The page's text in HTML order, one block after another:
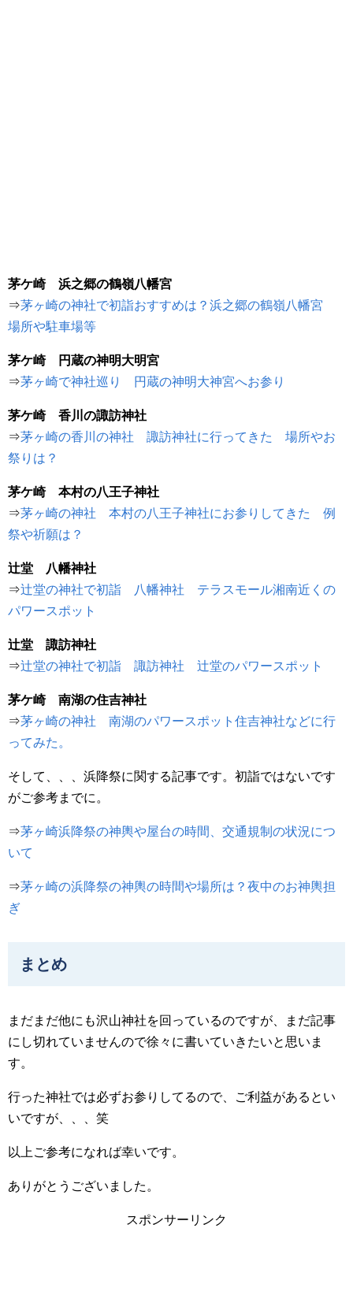
茅ケ崎 浜之郷の鶴嶺八幡宮
⇒茅ヶ崎の神社で初詣おすすめは？浜之郷の鶴嶺八幡宮
場所や駐車場等
茅ケ崎 円蔵の神明大明宮
⇒茅ヶ崎で神社巡り 円蔵の神明大神宮へお参り
茅ケ崎 香川の諏訪神社
⇒茅ヶ崎の香川の神社 諏訪神社に行ってきた 場所やお
祭りは？
茅ケ崎 本村の八王子神社
⇒茅ヶ崎の神社 本村の八王子神社にお参りしてきた 例
祭や祈願は？
辻堂 八幡神社
⇒辻堂の神社で初詣 八幡神社 テラスモール湘南近くの
パワースポット
辻堂 諏訪神社
⇒辻堂の神社で初詣 諏訪神社 辻堂のパワースポット
茅ケ崎 南湖の住吉神社
⇒茅ヶ崎の神社 南湖のパワースポット住吉神社などに行
ってみた。
そして、、、浜降祭に関する記事です。初詣ではないです
がご参考までに。
⇒茅ヶ崎浜降祭の神輿や屋台の時間、交通規制の状況につ
いて
⇒茅ヶ崎の浜降祭の神輿の時間や場所は？夜中のお神輿担
ぎ
まとめ
まだまだ他にも沢山神社を回っているのですが、まだ記事
にし切れていませんので徐々に書いていきたいと思いま
す。
行った神社では必ずお参りしてるので、ご利益があるとい
いですが、、、笑
以上ご参考になれば幸いです。
ありがとうございました。
スポンサーリンク